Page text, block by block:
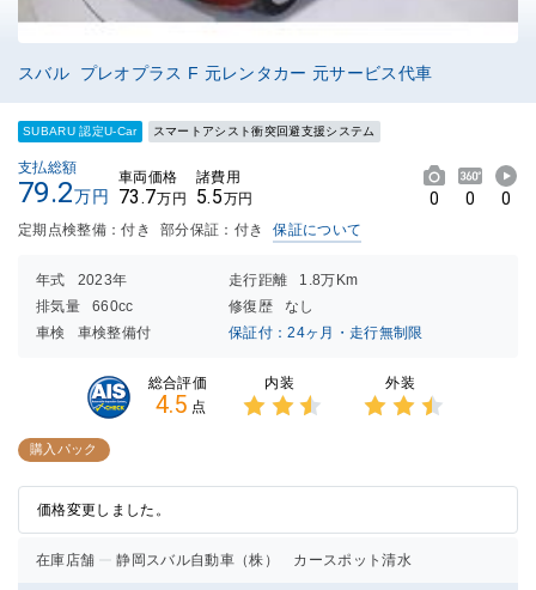
スバル プレオプラス F 元レンタカー 元サービス代車
SUBARU 認定U-Car スマートアシスト衝突回避支援システム
支払総額
79.2万円
車両価格
73.7万円
諸費用
5.5万円 0 0 0
定期点検整備：付き 部分保証：付き 保証について
年式 2023年 走行距離
1.8万Km
排気量
660cc 修復歴
なし
車検
車検整備付 保証付：24ヶ月・走行無制限
総合評価
4.5 点
内装 外装
購入パック
価格変更しました。
在庫店舗 静岡スバル自動車（株） カースポット清水